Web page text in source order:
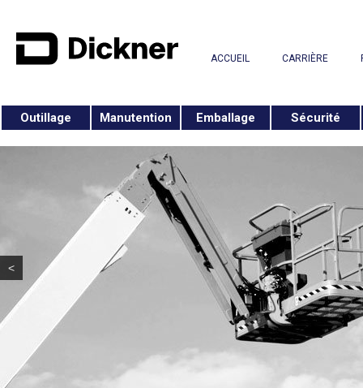
ACCUEIL CARRIÈRE
Outillage Manutention Emballage Sécurité
<